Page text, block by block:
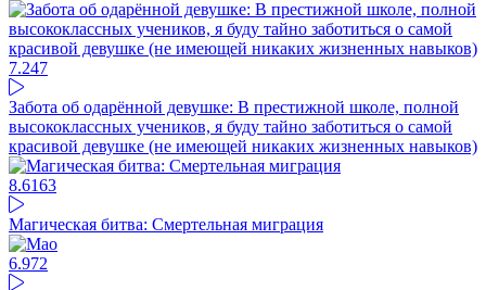
7.247
Забота об одарённой девушке: В престижной школе, полной
высококлассных учеников, я буду тайно заботиться о самой
красивой девушке (не имеющей никаких жизненных навыков)
8.6163
Магическая битва: Смертельная миграция
6.972